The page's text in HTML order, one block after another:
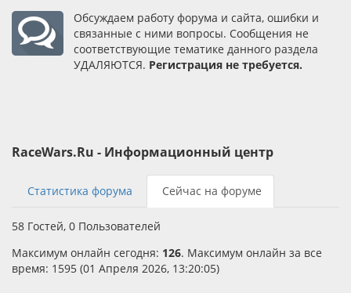
Обсуждаем работу форума и сайта, ошибки и
связанные с ними вопросы. Сообщения не
соответствующие тематике данного раздела
УДАЛЯЮТСЯ. Регистрация не требуется.
RaceWars.Ru - Информационный центр
Статистика форума Сейчас на форуме
58 Гостей, 0 Пользователей
Максимум онлайн сегодня: 126. Максимум онлайн за все
время: 1595 (01 Апреля 2026, 13:20:05)